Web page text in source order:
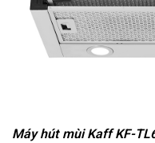
Máy hút mùi Kaff KF-